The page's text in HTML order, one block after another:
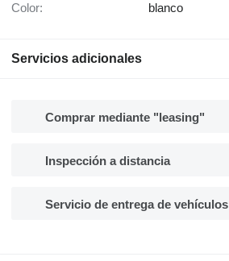
Color: blanco
Servicios adicionales
Comprar mediante "leasing"
Inspección a distancia
Servicio de entrega de vehículos